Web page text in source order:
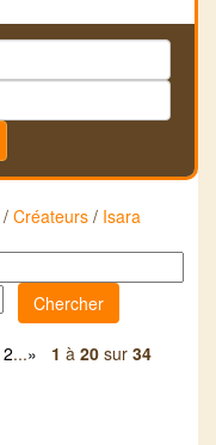
/ Créateurs / Isara
2...» 1 à 20sur 34